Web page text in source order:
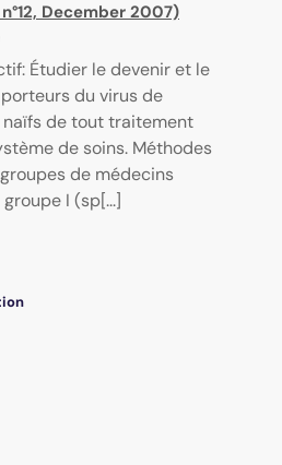
December 2007)
Étudier le devenir et le
du virus de
de tout traitement
de soins. Méthodes
de médecins
I (sp[...]